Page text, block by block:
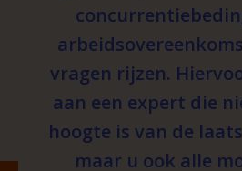
vragen rijzen.
aan een expert die
hoogte is van de
maar u ook alle